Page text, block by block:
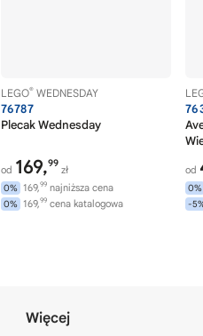
LEGO® WEDNESDAY
76787
Plecak Wednesday
od 169,99
zł
0% 169,99 najniższa cena
0% 169,99 cena katalogowa
od
0%
-
Więcej